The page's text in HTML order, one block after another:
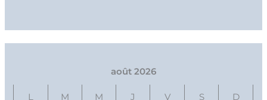
août 2026
L M M J V S D